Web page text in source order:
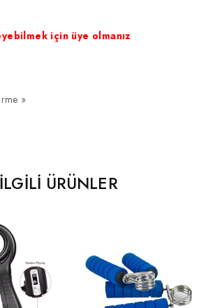
için üye olmanız
»
İLGILI ÜRÜNLER